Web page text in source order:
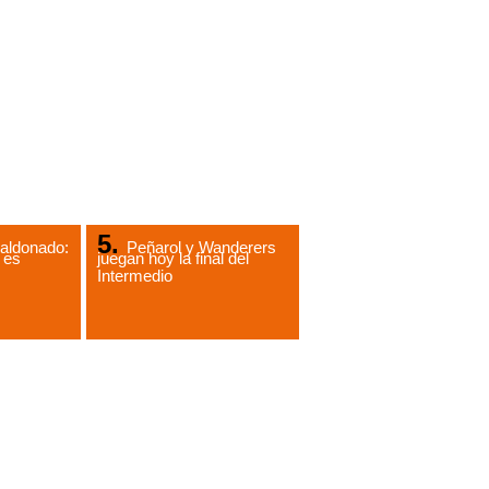
Peñarol y Wanderers
juegan hoy la final del
Intermedio